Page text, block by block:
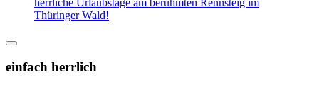
herrliche Urlaubstage am berühmten Rennsteig im
Thüringer Wald!
einfach herrlich